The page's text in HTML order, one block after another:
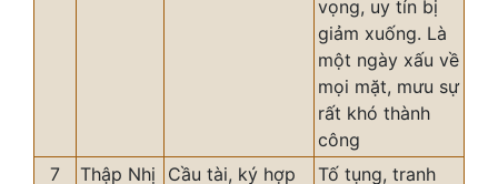
vọng, uy tín bị
giảm xuống. Là
một ngày xấu về
mọi mặt, mưu sự
rất khó thành
công
7
Thập Nhị Cầu tài, ký hợp Tố tụng, tranh